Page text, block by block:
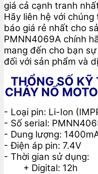
giá cả cạnh tranh
Hãy liên hệ với
báo giá rẻ nhất cho
PMNN4069A chính
mang đến cho bạn
đối với sản phẩm và
THỔNG SỐ KỸ
CHÁY NỔ
- Loại pin: Li-Ion
- Số serial:
- Dung lượng:
- Điện áp pin: 7.4V
- Thời gian sử dụng:
+ Digital: 12h